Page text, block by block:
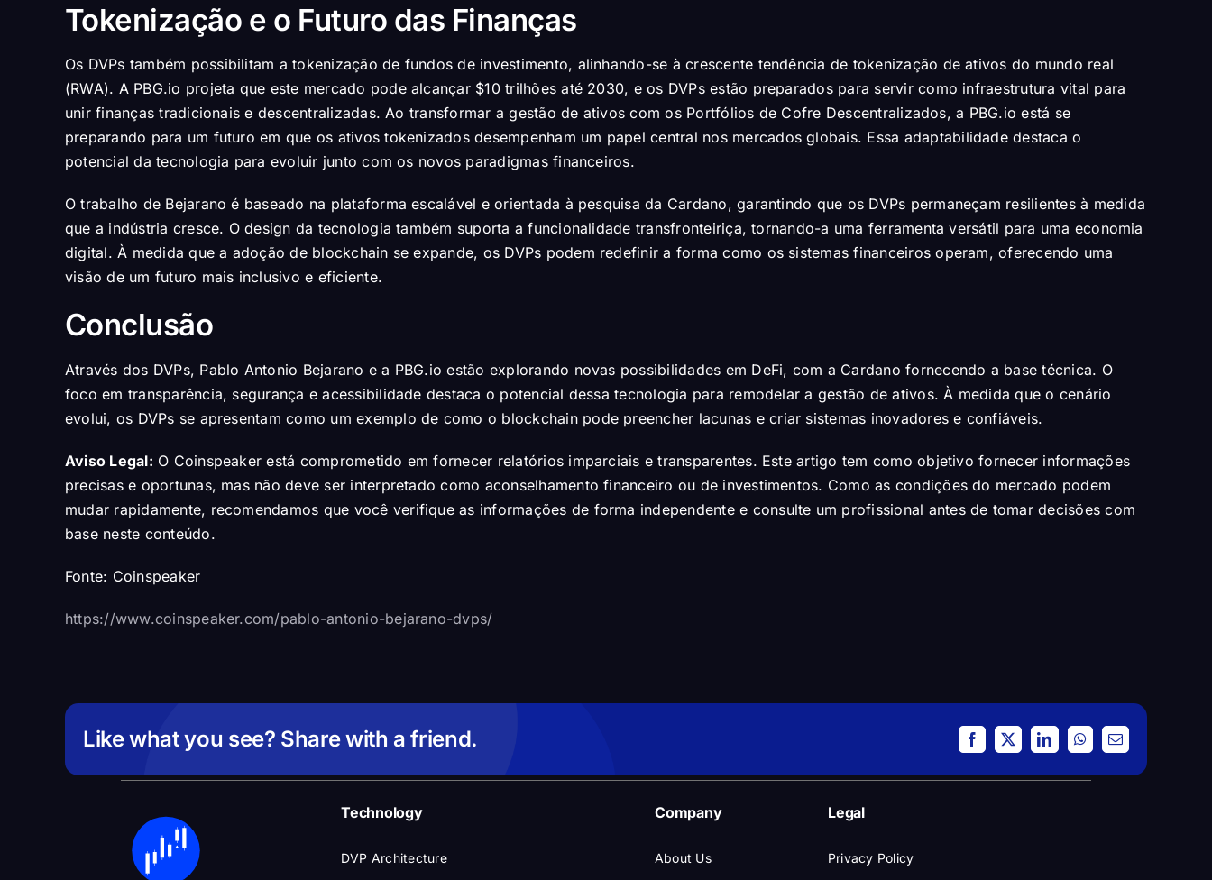
Tokenização e o Futuro das Finanças
Os DVPs também possibilitam a tokenização de fundos de investimento, alinhando-se à crescente tendência de tokenização de ativos do mundo real
(RWA). A PBG.io projeta que este mercado pode alcançar $10 trilhões até 2030, e os DVPs estão preparados para servir como infraestrutura vital para
unir finanças tradicionais e descentralizadas. Ao transformar a gestão de ativos com os Portfólios de Cofre Descentralizados, a PBG.io está se
preparando para um futuro em que os ativos tokenizados desempenham um papel central nos mercados globais. Essa adaptabilidade destaca o
potencial da tecnologia para evoluir junto com os novos paradigmas financeiros.
O trabalho de Bejarano é baseado na plataforma escalável e orientada à pesquisa da Cardano, garantindo que os DVPs permaneçam resilientes à medida
que a indústria cresce. O design da tecnologia também suporta a funcionalidade transfronteiriça, tornando-a uma ferramenta versátil para uma economia
digital. À medida que a adoção de blockchain se expande, os DVPs podem redefinir a forma como os sistemas financeiros operam, oferecendo uma
visão de um futuro mais inclusivo e eficiente.
Conclusão
Através dos DVPs, Pablo Antonio Bejarano e a PBG.io estão explorando novas possibilidades em DeFi, com a Cardano fornecendo a base técnica. O
foco em transparência, segurança e acessibilidade destaca o potencial dessa tecnologia para remodelar a gestão de ativos. À medida que o cenário
evolui, os DVPs se apresentam como um exemplo de como o blockchain pode preencher lacunas e criar sistemas inovadores e confiáveis.
Aviso Legal: O Coinspeaker está comprometido em fornecer relatórios imparciais e transparentes. Este artigo tem como objetivo fornecer informações
precisas e oportunas, mas não deve ser interpretado como aconselhamento financeiro ou de investimentos. Como as condições do mercado podem
mudar rapidamente, recomendamos que você verifique as informações de forma independente e consulte um profissional antes de tomar decisões com
base neste conteúdo.
Fonte: Coinspeaker
https://www.coinspeaker.com/pablo-antonio-bejarano-dvps/
Like what you see? Share with a friend. Facebook
X LinkedInWhatsApp
Email
Technology Company Legal
DVP Architecture About Us Privacy Policy